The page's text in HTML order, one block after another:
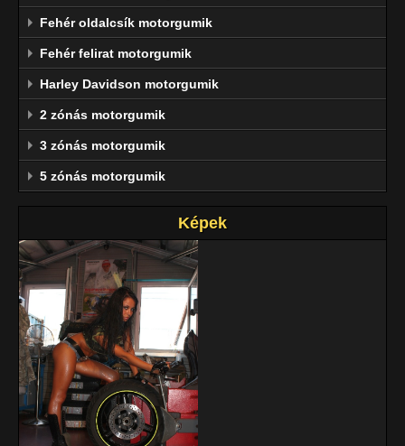
Fehér oldalcsík motorgumik
Fehér felirat motorgumik
Harley Davidson motorgumik
2 zónás motorgumik
3 zónás motorgumik
5 zónás motorgumik
Képek